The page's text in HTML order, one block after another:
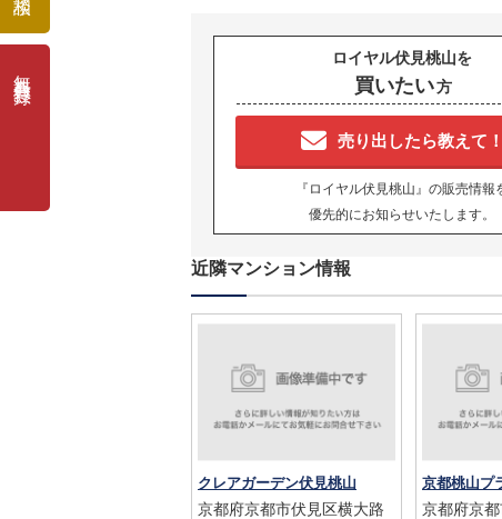
ロイヤル伏見桃山を
買いたい方
売り出したら教えて！
『ロイヤル伏見桃山』の販売情報
優先的にお知らせいたします。
近隣マンション情報
クレアガーデン伏見桃山
京都府京都市伏見区横大路
京都桃山プ
京都府京